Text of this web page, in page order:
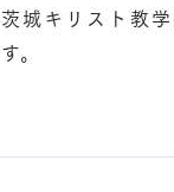
茨城キリスト教
す。